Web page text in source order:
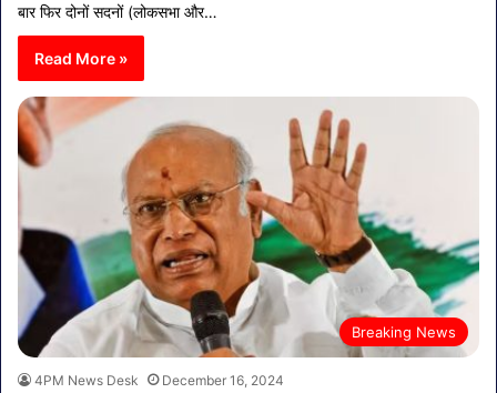
बार फिर दोनों सदनों (लोकसभा और…
Read More »
Breaking News
4PM News Desk December 16, 2024